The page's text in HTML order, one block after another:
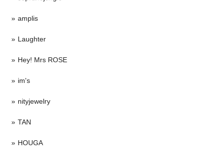
amplis
Laughter
Hey! Mrs ROSE
im's
nityjewelry
TAN
HOUGA